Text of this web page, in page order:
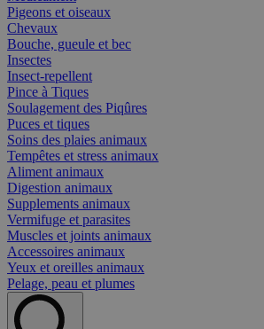
Pigeons et oiseaux
Chevaux
Bouche, gueule et bec
Insectes
Insect-repellent
Pince à Tiques
Soulagement des Piqûres
Puces et tiques
Soins des plaies animaux
Tempêtes et stress animaux
Aliment animaux
Digestion animaux
Supplements animaux
Vermifuge et parasites
Muscles et joints animaux
Accessoires animaux
Yeux et oreilles animaux
Pelage, peau et plumes